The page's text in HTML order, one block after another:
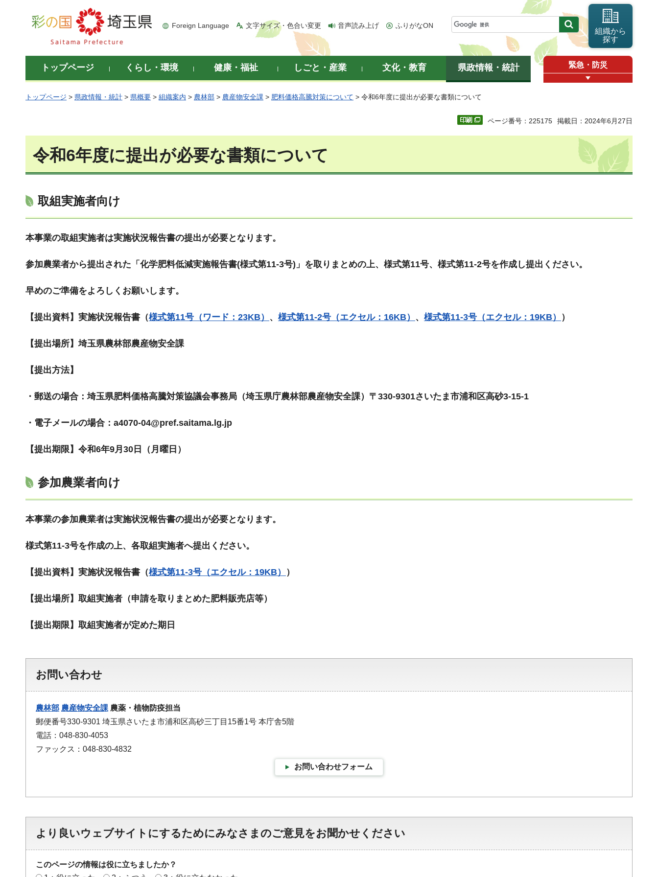
彩の国 埼玉県
Foreign Language 文字サイズ・色合い変更 音声読み上げ ふりがなON
組織から
探す
トップページ くらし・環境 健康・福祉 しごと・産業 文化・教育 県政情報・統計 緊急・防災
トップページ > 県政情報・統計 > 県概要 > 組織案内 > 農林部 > 農産物安全課 > 肥料価格高騰対策について > 令和6年度に提出が必要な書類について
ページ番号：225175 掲載日：2024年6月27日
令和6年度に提出が必要な書類について
取組実施者向け
本事業の取組実施者は実施状況報告書の提出が必要となります。
参加農業者から提出された「化学肥料低減実施報告書(様式第11-3号)」を取りまとめの上、様式第11号、様式第11-2号を作成し提出ください。
早めのご準備をよろしくお願いします。
【提出資料】実施状況報告書（様式第11号（ワード：23KB） 、 様式第11-2号（エクセル：16KB） 、 様式第11-3号（エクセル：19KB） ）
【提出場所】埼玉県農林部農産物安全課
【提出方法】
・郵送の場合：埼玉県肥料価格高騰対策協議会事務局（埼玉県庁農林部農産物安全課）〒330-9301さいたま市浦和区高砂3-15-1
・電子メールの場合：a4070-04@pref.saitama.lg.jp
【提出期限】令和6年9月30日（月曜日）
参加農業者向け
本事業の参加農業者は実施状況報告書の提出が必要となります。
様式第11-3号を作成の上、各取組実施者へ提出ください。
【提出資料】実施状況報告書（様式第11-3号（エクセル：19KB） ）
【提出場所】取組実施者（申請を取りまとめた肥料販売店等）
【提出期限】取組実施者が定めた期日
お問い合わせ
農林部 農産物安全課 農薬・植物防疫担当
郵便番号330-9301 埼玉県さいたま市浦和区高砂三丁目15番1号 本庁舎5階
電話：048-830-4053
ファックス：048-830-4832
お問い合わせフォーム
より良いウェブサイトにするためにみなさまのご意見をお聞かせください
このページの情報は役に立ちましたか？